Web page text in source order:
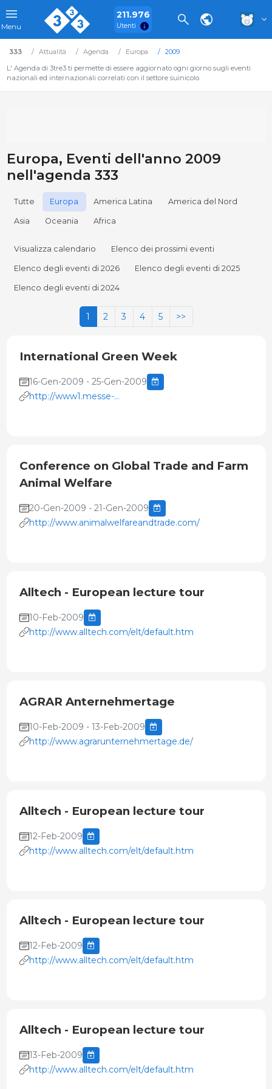
Menu
211.976
Utenti
333 Attualità Agenda Europa
2009
L' Agenda di 3tre3 ti permette di essere aggiornato ogni giorno sugli eventi
nazionali ed internazionali correlati con il settore suinicolo.
Europa, Eventi dell'anno 2009
nell'agenda 333
Tutte Europa America Latina America del Nord
Asia Oceania Africa
Visualizza calendario Elenco dei prossimi eventi
Elenco degli eventi di 2026 Elenco degli eventi di 2025
Elenco degli eventi di 2024
1 2 3 4 5 >>
International Green Week
16-Gen-2009 - 25-Gen-2009
http://www1.messe-
Conference on Global Trade and Farm
Animal Welfare
20-Gen-2009 - 21-Gen-2009
http://www.animalwelfareandtrade.com/
Alltech - European lecture tour
10-Feb-2009
http://www.alltech.com/elt/default.htm
AGRAR Anternehmertage
10-Feb-2009 - 13-Feb-2009
http://www.agrarunternehmertage.de/
Alltech - European lecture tour
12-Feb-2009
http://www.alltech.com/elt/default.htm
Alltech - European lecture tour
12-Feb-2009
http://www.alltech.com/elt/default.htm
Alltech - European lecture tour
13-Feb-2009
http://www.alltech.com/elt/default.htm